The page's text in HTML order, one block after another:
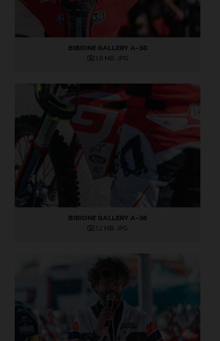
BIBIONE GALLERY A-38
1,8 MB .JPG
BIBIONE GALLERY A-36
1,2 MB .JPG